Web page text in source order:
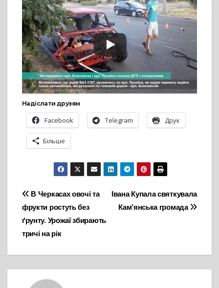
Надіслати друзям
Facebook Telegram Друк
Більше
Навігація
записів
Івана Купала святкувала
Кам’янська громада
В Черкасах овочі та
фрукти ростуть без
ґрунту. Урожаї збирають
тричі на рік